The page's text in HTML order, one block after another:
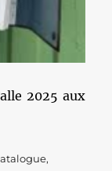
2025 aux
,